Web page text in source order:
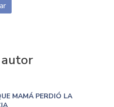
MAMÁ PERDIÓ LA